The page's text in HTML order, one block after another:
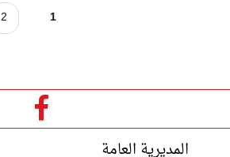
ص
ف
1
2
المديرية العامة